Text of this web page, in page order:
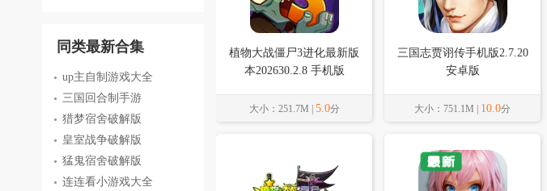
同类最新合集
up主自制游戏大全
三国回合制手游
猎梦宿舍破解版
皇室战争破解版
猛鬼宿舍破解版
连连看小游戏大全
植物大战僵尸3进化最新版
本202630.2.8 手机版
大小：251.7M | 5.0分
三国志贾诩传手机版2.7.20
安卓版
大小：751.1M | 10.0分